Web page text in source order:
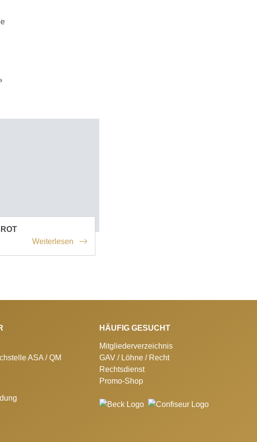
Weiterlesen
ASA / QM
HÄUFIG GESUCHT
Mitgliederverzeichnis
GAV / Löhne / Recht
Rechtsdienst
Promo-Shop